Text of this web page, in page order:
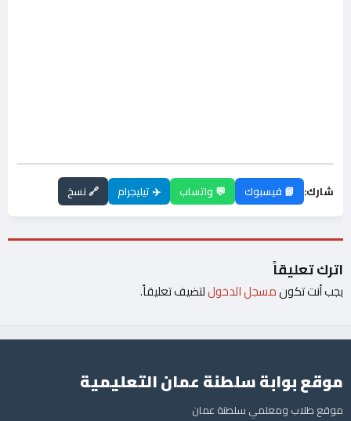
شارك: 📘 فيسبوك 💬 واتساب ✈️ تيليجرام 🔗 نسخ
اترك تعليقاً
يجب أنت تكونمسجل الدخوللتضيف تعليقاً.
موقع بوابة سلطنة عمان التعليمية
موقع طلاب ومعلمي سلطنة عمان